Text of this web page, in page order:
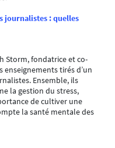
journalistes : quelles
Storm, fondatrice et co-
enseignements tirés d’un
Ensemble, ils
la gestion du stress,
de cultiver une
la santé mentale des